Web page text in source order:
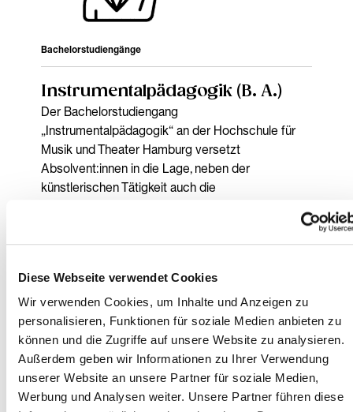
Diese Webseite verwendet Cookies
Wir verwenden Cookies, um Inhalte und Anzeigen zu
personalisieren, Funktionen für soziale Medien anbieten zu
können und die Zugriffe auf unsere Website zu analysieren.
Außerdem geben wir Informationen zu Ihrer Verwendung
unserer Website an unsere Partner für soziale Medien,
Werbung und Analysen weiter. Unsere Partner führen diese
Bachelorstudiengänge
Instrumentalpädagogik (B. A.)
Der Bachelorstudiengang
„Instrumentalpädagogik“ an der Hochschule für
Musik und Theater Hamburg versetzt
Absolvent:innen in die Lage, neben der
künstlerischen Tätigkeit auch die
freien Trägern, bei Kulturinstitutionen oder im freien
Beruf auszuüben.